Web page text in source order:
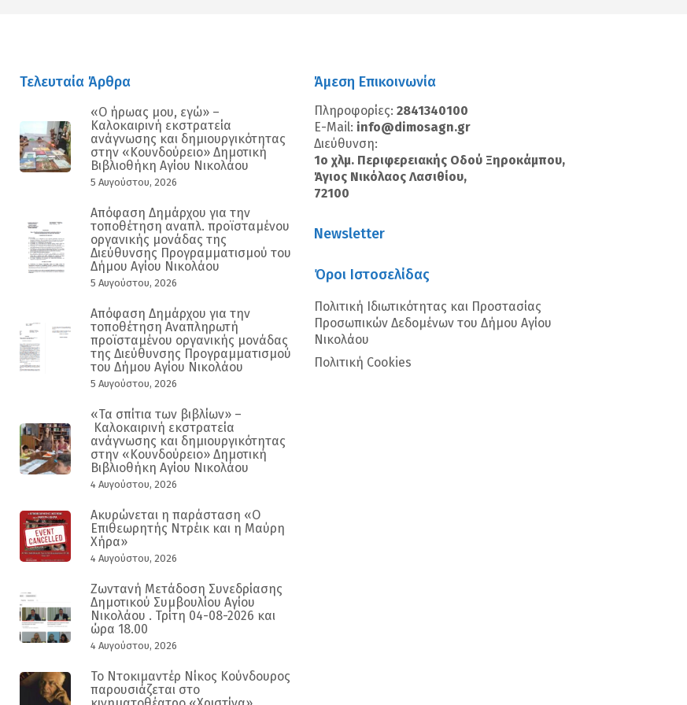
Τελευταία Άρθρα
«Ο ήρωας μου, εγώ» –
Καλοκαιρινή εκστρατεία
ανάγνωσης και δημιουργικότητας
στην «Κουνδούρειο» Δημοτική
Βιβλιοθήκη Αγίου Νικολάου
5 Αυγούστου, 2026
Απόφαση Δημάρχου για την
τοποθέτηση αναπλ. προϊσταμένου
οργανικής μονάδας της
Διεύθυνσης Προγραμματισμού του
Δήμου Αγίου Νικολάου
5 Αυγούστου, 2026
Απόφαση Δημάρχου για την
τοποθέτηση Αναπληρωτή
προϊσταμένου οργανικής μονάδας
της Διεύθυνσης Προγραμματισμού
του Δήμου Αγίου Νικολάου
5 Αυγούστου, 2026
«Τα σπίτια των βιβλίων» –
Καλοκαιρινή εκστρατεία
ανάγνωσης και δημιουργικότητας
στην «Κουνδούρειο» Δημοτική
Βιβλιοθήκη Αγίου Νικολάου
4 Αυγούστου, 2026
Ακυρώνεται η παράσταση «Ο
Επιθεωρητής Ντρέικ και η Μαύρη
Χήρα»
4 Αυγούστου, 2026
Ζωντανή Μετάδοση Συνεδρίασης
Δημοτικού Συμβουλίου Αγίου
Νικολάου . Τρίτη 04-08-2026 και
ώρα 18.00
4 Αυγούστου, 2026
Το Ντοκιμαντέρ Νίκος Κούνδουρος
παρουσιάζεται στο
Άμεση Επικοινωνία
Πληροφορίες: 2841340100
E-Mail: info@dimosagn.gr
Διεύθυνση:
1ο χλμ. Περιφερειακής Οδού Ξηροκάμπου,
Άγιος Νικόλαος Λασιθίου,
72100
Newsletter
Όροι Ιστοσελίδας
Πολιτική Ιδιωτικότητας και Προστασίας
Προσωπικών Δεδομένων του Δήμου Αγίου
Νικολάου
Πολιτική Cookies